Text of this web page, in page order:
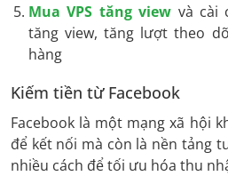
Mua VPS tăng view và cài
tăng view, tăng lượt theo
hàng
Kiếm tiền từ Facebook
Facebook là một mạng xã hội
để kết nối mà còn là nền tảng
nhiều cách để tối ưu hóa thu